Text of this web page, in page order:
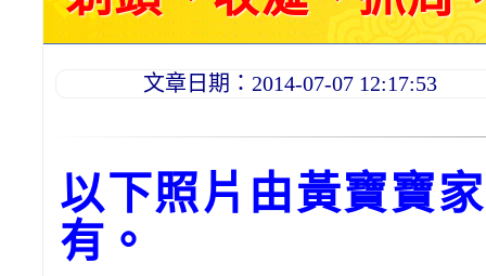
文章日期：2014-07-07 12:17:53
以下照片由黃寶寶
有。